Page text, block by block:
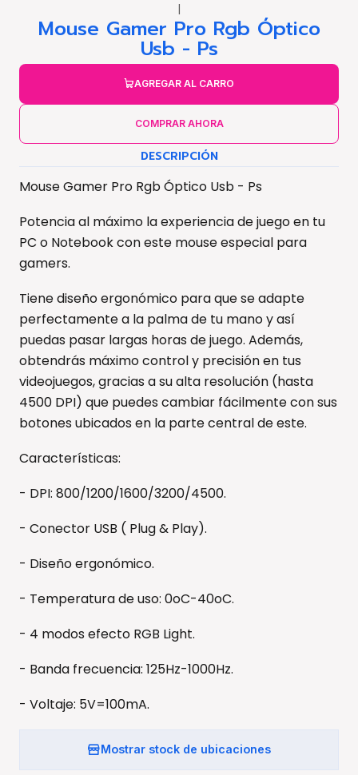
|
Mouse Gamer Pro Rgb Óptico
Usb - Ps
AGREGAR AL CARRO
COMPRAR AHORA
DESCRIPCIÓN
Mouse Gamer Pro Rgb Óptico Usb - Ps
Potencia al máximo la experiencia de juego en tu
PC o Notebook con este mouse especial para
gamers.
Tiene diseño ergonómico para que se adapte
perfectamente a la palma de tu mano y así
puedas pasar largas horas de juego. Además,
obtendrás máximo control y precisión en tus
videojuegos, gracias a su alta resolución (hasta
4500 DPI) que puedes cambiar fácilmente con sus
botones ubicados en la parte central de este.
Características:
- DPI: 800/1200/1600/3200/4500.
- Conector USB ( Plug & Play).
- Diseño ergonómico.
- Temperatura de uso: 0oC-40oC.
- 4 modos efecto RGB Light.
- Banda frecuencia: 125Hz-1000Hz.
- Voltaje: 5V=100mA.
Mostrar stock de ubicaciones